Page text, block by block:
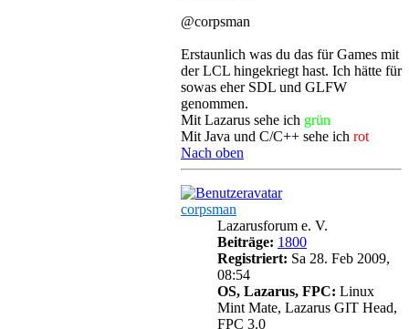
@corpsman
Erstaunlich was du das für Games mit
der LCL hingekriegt hast. Ich hätte für
sowas eher SDL und GLFW
genommen.
Mit Lazarus sehe ich grün
Mit Java und C/C++ sehe ich rot
Nach oben
corpsman
Lazarusforum e. V.
Beiträge: 1800
Registriert: Sa 28. Feb 2009,
08:54
OS, Lazarus, FPC: Linux
Mint Mate, Lazarus GIT Head,
FPC 3.0